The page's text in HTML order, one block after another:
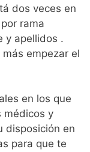
dos veces en
rama
y apellidos .
empezar el
en los que
médicos y
disposición en
para que te